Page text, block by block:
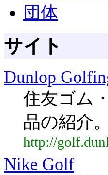
団体
サイト
Dunlop
住友ゴム
品の紹介。
http://
Nike Golf